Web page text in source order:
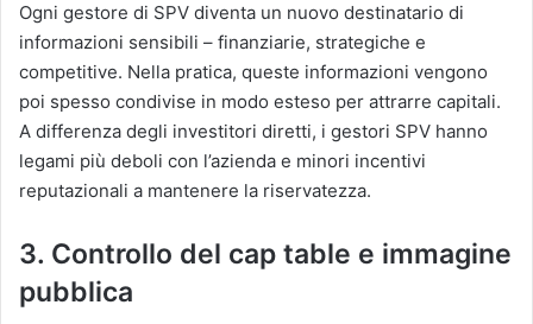
Ogni gestore di SPV diventa un nuovo destinatario di
informazioni sensibili – finanziarie, strategiche e
competitive. Nella pratica, queste informazioni vengono
poi spesso condivise in modo esteso per attrarre capitali.
A differenza degli investitori diretti, i gestori SPV hanno
legami più deboli con l’azienda e minori incentivi
reputazionali a mantenere la riservatezza.
3. Controllo del cap table e immagine
pubblica